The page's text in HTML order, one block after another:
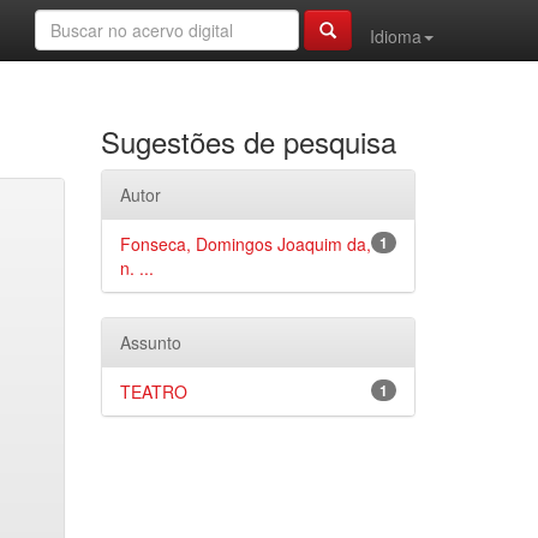
Idioma
Sugestões de pesquisa
Autor
1
Fonseca, Domingos Joaquim da,
n. ...
Assunto
1
TEATRO